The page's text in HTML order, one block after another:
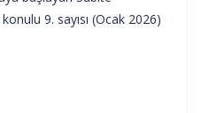
9. sayısı (Ocak 2026)